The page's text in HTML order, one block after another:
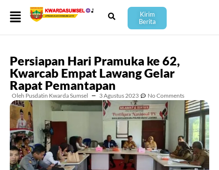
Kirim
Berita
Persiapan Hari Pramuka ke 62,
Kwarcab Empat Lawang Gelar
Rapat Pemantapan
Oleh Pusdatin Kwarda Sumsel ━ 3 Agustus 2023 No Comments